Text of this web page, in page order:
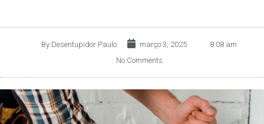
By Desentupidor Paulo março 3, 2025
8:08 am
No Comments